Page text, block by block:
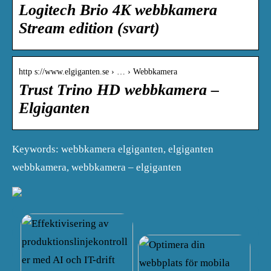
Logitech Brio 4K webbkamera
Stream edition (svart)
http s://www.elgiganten.se › … › Webbkamera
Trust Trino HD webbkamera –
Elgiganten
Keywords: webbkamera elgiganten, elgiganten
webbkamera, webbkamera – elgiganten